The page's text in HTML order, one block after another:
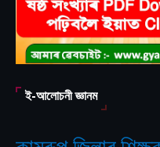
ই-আলোচনী জ্ঞানম